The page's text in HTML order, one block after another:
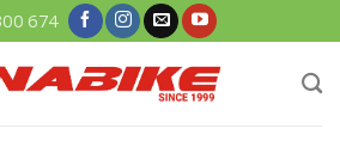
674